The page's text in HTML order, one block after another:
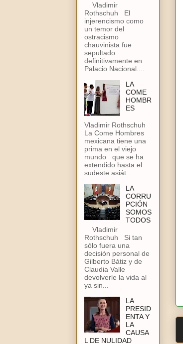
Vladimir
Rothschuh El
injerencismo como
un temor del
ostracismo
chauvinista fue
sepultado
definitivamente en
Palacio Nacional....
LA
COME
HOMBR
ES
Vladimir Rothschuh
La Come Hombres
mexicana tiene una
prima en el viejo
mundo que se ha
extendido hasta el
sudeste asiát...
LA
CORRU
PCIÓN
SOMOS
TODOS
Vladimir
Rothschuh Si tan
sólo fuera una
decisión personal de
Gilberto Bátiz y de
Claudia Valle
devolverle la vida al
ya sin...
LA
PRESID
ENTA Y
LA
CAUSA
L DE NULIDAD